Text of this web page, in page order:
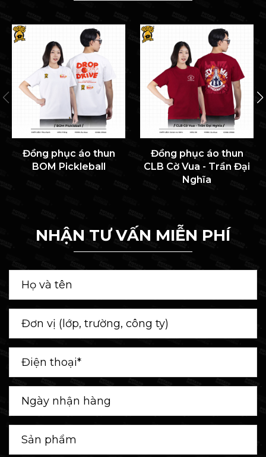
Đồng phục áo thun
BOM Pickleball
Đồng phục áo thun
CLB Cờ Vua - Trần Đại
Nghĩa
NHẬN TƯ VẤN MIỄN PHÍ